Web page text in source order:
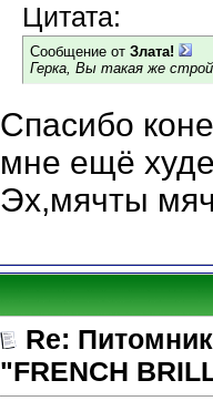
Цитата:
Сообщение от Злата!
Герка, Вы такая же
Спасибо
мне ещё
Эх,мячты
Re:
"FRENCH